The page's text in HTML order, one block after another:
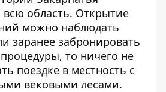
всю область. Открытие
можно наблюдать
заранее забронировать
то ничего не
поездке в местность с
вековыми лесами.